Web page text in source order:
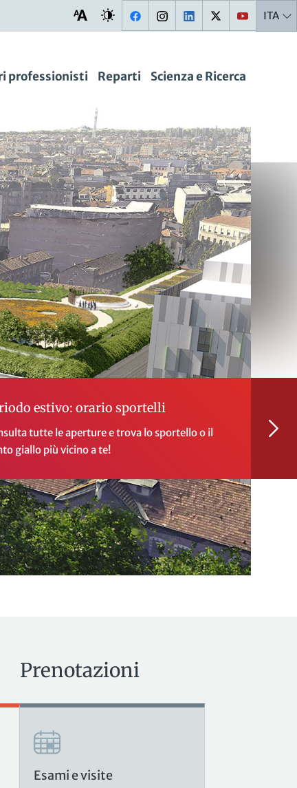
ITA
professionisti Reparti Scienza e Ricerca
estivo: orario sportelli
tutte le aperture e trova lo sportello o il
giallo più vicino a te!
Prenotazioni
Esami e visite